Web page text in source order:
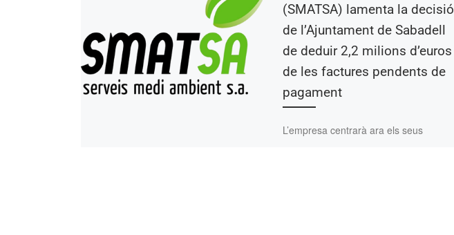
(SMATSA) lamenta la decisió
de l’Ajuntament de Sabadell
de deduir 2,2 milions d’euros
de les factures pendents de
pagament
L’empresa centrarà ara els seus